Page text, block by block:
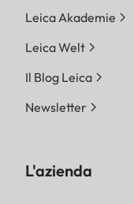
Leica Akademie
Leica Welt
Il Blog Leica
Newsletter
L'azienda